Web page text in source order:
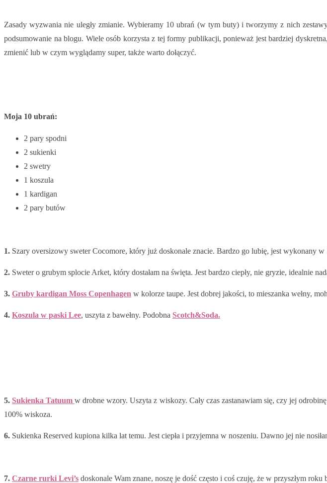
Zasady wyzwania nie uległy zmianie. Wybieramy 10 ubrań (w tym buty) i tworzymy z nich
podsumowanie na blogu. Wiele osób korzysta z tej formy publikacji, ponieważ jest bardziej
zmienić lub w czym wyglądamy super, także warto dołączyć.
Moja 10 ubrań:
2 pary spodni
2 sukienki
2 swetry
1 koszula
1 kardigan
2 pary butów
1. Szary oversizowy sweter Cocomore, który już doskonale znacie. Bardzo go lubię, jest wykonany
2. Sweter o grubym splocie Arket, który dostałam na święta. Jest bardzo ciepły, nie gryzie, idealnie
3. Gruby kardigan Moss Copenhagen w kolorze taupe. Jest dobrej jakości, to mieszanka wełny,
4. Koszula w paski Lee, uszyta z bawełny. Podobna Scotch&Soda.
5. Sukienka Tatuum w drobne wzory. Uszyta z wiskozy. Cały czas zastanawiam się, czy jej
100% wiskoza.
6. Sukienka Reserved kupiona kilka lat temu. Jest ciepła i przyjemna w noszeniu. Dawno jej nie
7. Czarne rurki Levi’s doskonale Wam znane, noszę je dość często i coś czuję, że w przyszłym